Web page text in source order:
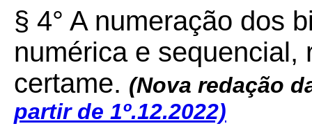
§ 4° A numeração dos
numérica e sequencial,
certame. (Nova redação
partir de 1º.12.2022)